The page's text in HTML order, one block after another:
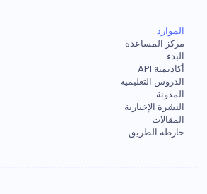
الموارد
مركز المساعدة
البدء
أكاديمية API
الدروس التعليمية
المدونة
النشرة الإخبارية
المقالات
خارطة الطريق